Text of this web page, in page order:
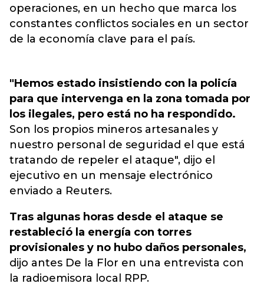
operaciones, en un hecho que marca los
constantes conflictos sociales en un sector
de la economía clave para el país.
"Hemos estado insistiendo con la policía
para que intervenga en la zona tomada por
los ilegales, pero está no ha respondido.
Son los propios mineros artesanales y
nuestro personal de seguridad el que está
tratando de repeler el ataque", dijo el
ejecutivo en un mensaje electrónico
enviado a Reuters.
Tras algunas horas desde el ataque se
restableció la energía con torres
provisionales y no hubo daños personales,
dijo antes De la Flor en una entrevista con
la radioemisora local RPP.